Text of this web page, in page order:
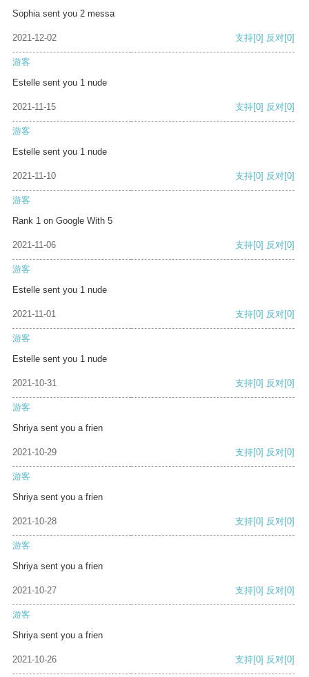
Sophia sent you 2 messa
2021-12-02 支持[0] 反对[0]
游客
Estelle sent you 1 nude
2021-11-15 支持[0] 反对[0]
游客
Estelle sent you 1 nude
2021-11-10 支持[0] 反对[0]
游客
Rank 1 on Google With 5
2021-11-06 支持[0] 反对[0]
游客
Estelle sent you 1 nude
2021-11-01 支持[0] 反对[0]
游客
Estelle sent you 1 nude
2021-10-31 支持[0] 反对[0]
游客
Shriya sent you a frien
2021-10-29 支持[0] 反对[0]
游客
Shriya sent you a frien
2021-10-28 支持[0] 反对[0]
游客
Shriya sent you a frien
2021-10-27 支持[0] 反对[0]
游客
Shriya sent you a frien
2021-10-26 支持[0] 反对[0]